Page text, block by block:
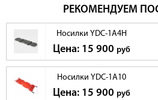
РЕКОМЕНДУЕМ
Носилки YDC-1A4H
Цена: 15 900 руб
Носилки YDC-1A10
Цена: 15 900 руб